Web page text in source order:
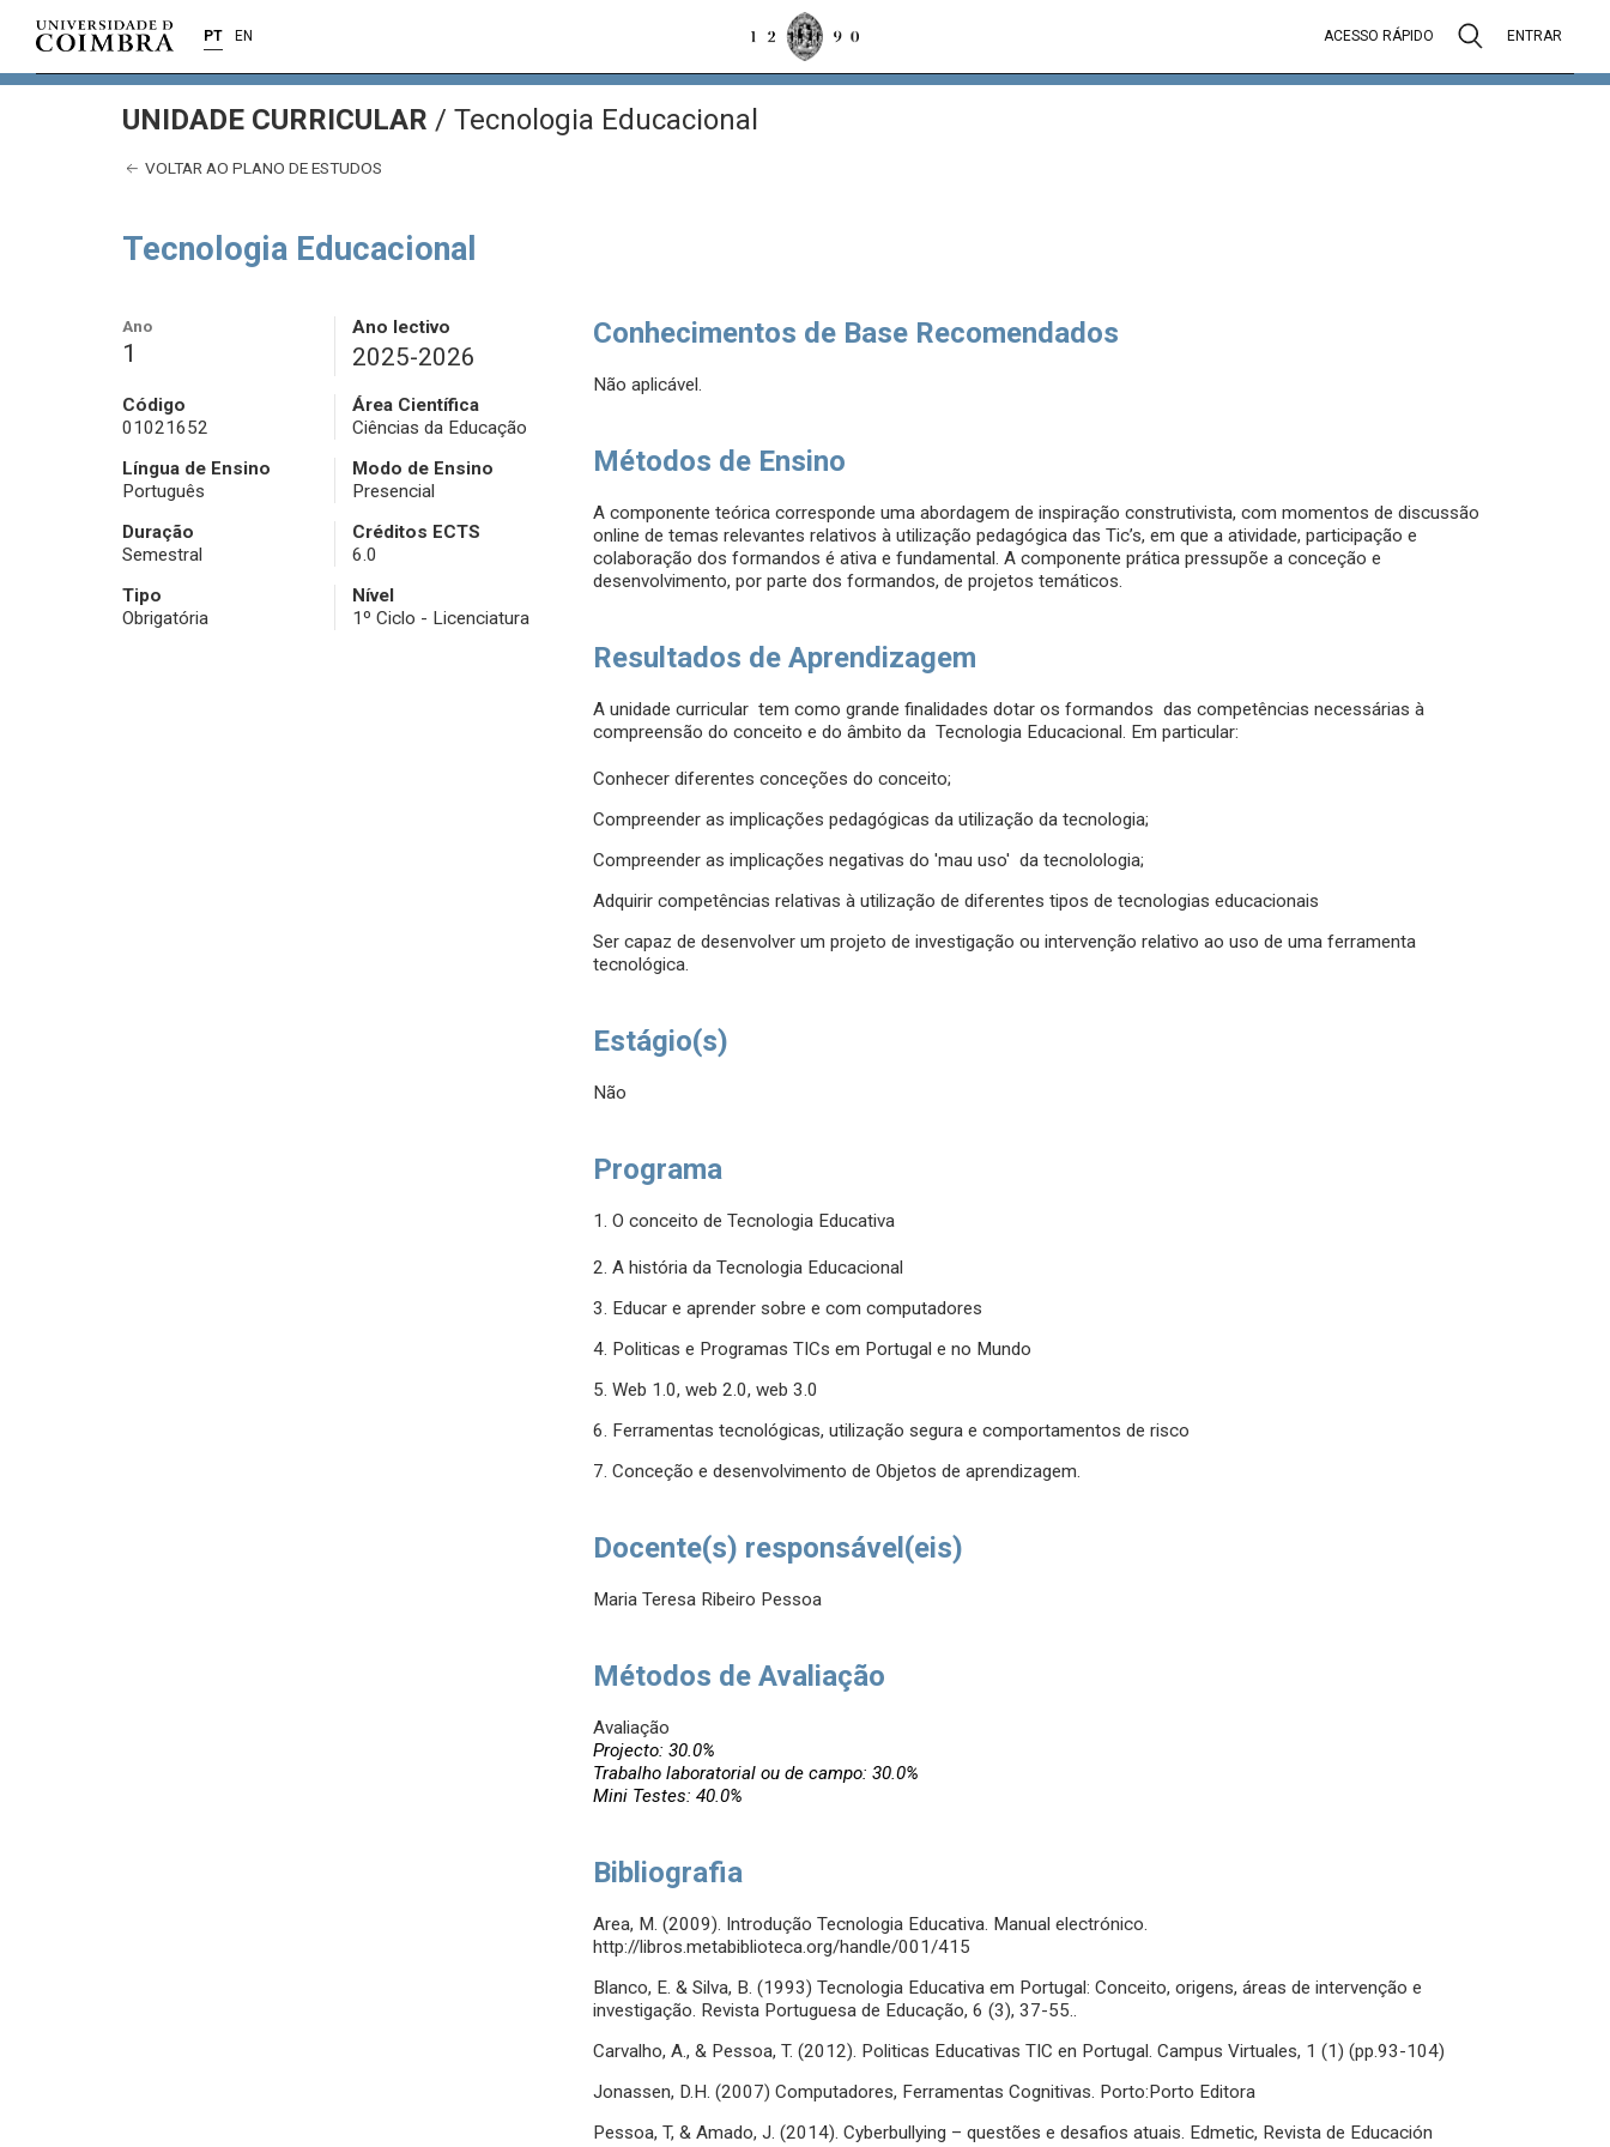
PT EN ACESSO RÁPIDO ENTRAR
UNIDADE CURRICULAR / Tecnologia Educacional
VOLTAR AO PLANO DE ESTUDOS
Tecnologia Educacional
Ano
1
Ano lectivo
2025-2026
Código
01021652
Área Científica
Ciências da Educação
Língua de Ensino
Português
Modo de Ensino
Presencial
Duração
Semestral
Créditos ECTS
6.0
Tipo
Obrigatória
Nível
1º Ciclo - Licenciatura
Conhecimentos de Base Recomendados
Não aplicável.
Métodos de Ensino
A componente teórica corresponde uma abordagem de inspiração construtivista, com momentos de discussão
online de temas relevantes relativos à utilização pedagógica das Tic’s, em que a atividade, participação e
colaboração dos formandos é ativa e fundamental. A componente prática pressupõe a conceção e
desenvolvimento, por parte dos formandos, de projetos temáticos.
Resultados de Aprendizagem
A unidade curricular tem como grande finalidades dotar os formandos das competências necessárias à
compreensão do conceito e do âmbito da Tecnologia Educacional. Em particular:
Conhecer diferentes conceções do conceito;
Compreender as implicações pedagógicas da utilização da tecnologia;
Compreender as implicações negativas do 'mau uso' da tecnolologia;
Adquirir competências relativas à utilização de diferentes tipos de tecnologias educacionais
Ser capaz de desenvolver um projeto de investigação ou intervenção relativo ao uso de uma ferramenta
tecnológica.
Estágio(s)
Não
Programa
1. O conceito de Tecnologia Educativa
2. A história da Tecnologia Educacional
3. Educar e aprender sobre e com computadores
4. Politicas e Programas TICs em Portugal e no Mundo
5. Web 1.0, web 2.0, web 3.0
6. Ferramentas tecnológicas, utilização segura e comportamentos de risco
7. Conceção e desenvolvimento de Objetos de aprendizagem.
Docente(s) responsável(eis)
Maria Teresa Ribeiro Pessoa
Métodos de Avaliação
Avaliação
Projecto: 30.0%
Trabalho laboratorial ou de campo: 30.0%
Mini Testes: 40.0%
Bibliografia
Area, M. (2009). Introdução Tecnologia Educativa. Manual electrónico.
http://libros.metabiblioteca.org/handle/001/415
Blanco, E. & Silva, B. (1993) Tecnologia Educativa em Portugal: Conceito, origens, áreas de intervenção e
investigação. Revista Portuguesa de Educação, 6 (3), 37-55..
Carvalho, A., & Pessoa, T. (2012). Politicas Educativas TIC en Portugal. Campus Virtuales, 1 (1) (pp.93-104)
Jonassen, D.H. (2007) Computadores, Ferramentas Cognitivas. Porto:Porto Editora
Pessoa, T, & Amado, J. (2014). Cyberbullying – questões e desafios atuais. Edmetic, Revista de Educación